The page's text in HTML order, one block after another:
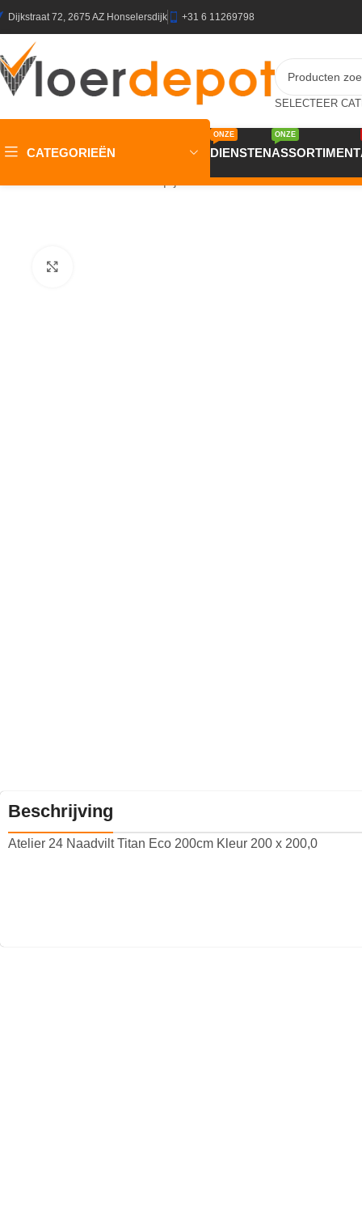
Dijkstraat 72, 2675 AZ Honselersdijk +31 6 11269798
CATEGORIEËN DIENSTEN
ONZE
ASSORTIMENT
ONZE
Atelier 24 Naadvilt Titan
Beschrijving
Atelier 24 Naadvilt Titan Eco 200cm Kleur 200 x 200,0